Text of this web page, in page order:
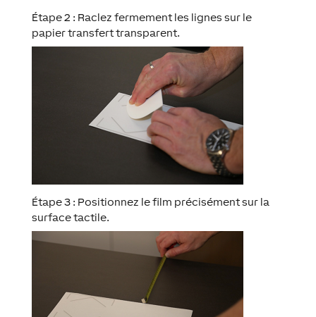
Étape 2 : Raclez fermement les lignes sur le
papier transfert transparent.
Étape 3 : Positionnez le film précisément sur la
surface tactile.